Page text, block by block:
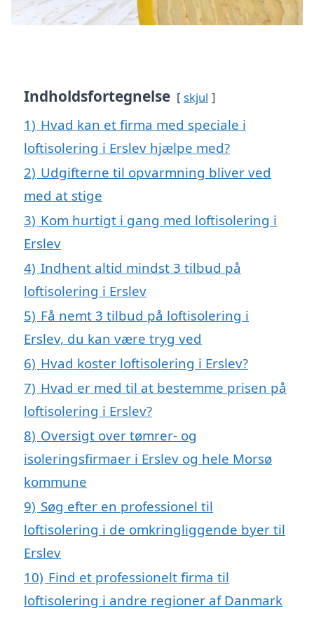
Indholdsfortegnelse skjul
1) Hvad kan et firma med speciale i
loftisolering i Erslev hjælpe med?
2) Udgifterne til opvarmning bliver ved
med at stige
3) Kom hurtigt i gang med loftisolering i
Erslev
4) Indhent altid mindst 3 tilbud på
loftisolering i Erslev
5) Få nemt 3 tilbud på loftisolering i
Erslev, du kan være tryg ved
6) Hvad koster loftisolering i Erslev?
7) Hvad er med til at bestemme prisen på
loftisolering i Erslev?
8) Oversigt over tømrer- og
isoleringsfirmaer i Erslev og hele Morsø
kommune
9) Søg efter en professionel til
loftisolering i de omkringliggende byer til
Erslev
10) Find et professionelt firma til
loftisolering i andre regioner af Danmark